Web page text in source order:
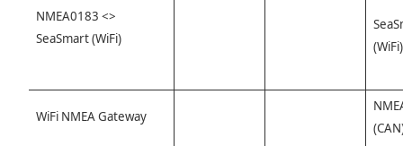
NMEA0183 <>
SeaSmart (WiFi)
(WiFi)
WiFi NMEA Gateway